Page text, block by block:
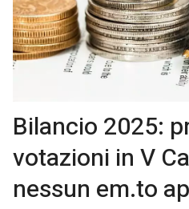
Bilancio 2025:
votazioni in V
nessun em.to